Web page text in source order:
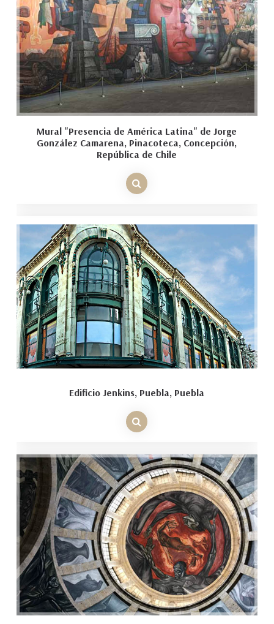
Mural "Presencia de América Latina" de Jorge
González Camarena, Pinacoteca, Concepción,
República de Chile
Edificio Jenkins, Puebla, Puebla